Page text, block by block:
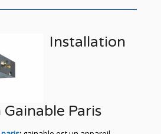
Installation
Paris